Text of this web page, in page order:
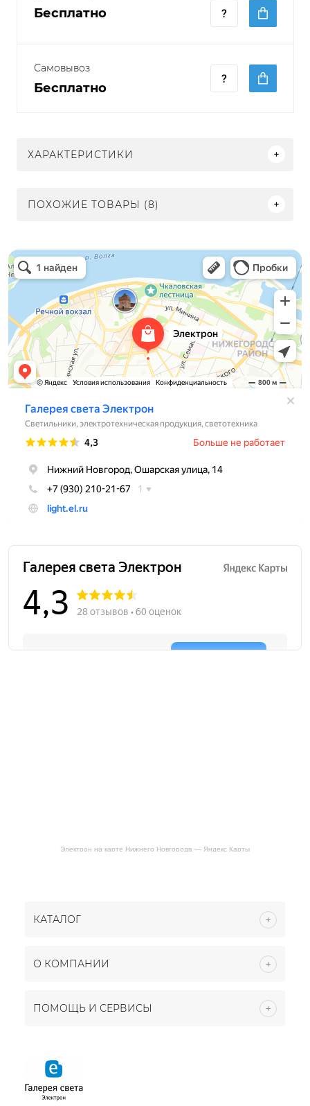
Бесплатно
Самовывоз
Бесплатно
ХАРАКТЕРИСТИКИ
ПОХОЖИЕ ТОВАРЫ (8)
Электрон
Светильники в Нижнем Новгороде
Электротехническая продукция в Нижнем Новгороде
Электрон на карте Нижнего Новгорода — Яндекс Карты
КАТАЛОГ
О КОМПАНИИ
ПОМОЩЬ И СЕРВИСЫ